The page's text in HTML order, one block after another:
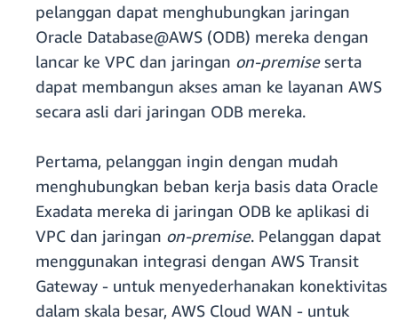
pelanggan dapat menghubungkan jaringan
Oracle Database@AWS (ODB) mereka dengan
lancar ke VPC dan jaringan on-premiseserta
dapat membangun akses aman ke layanan AWS
secara asli dari jaringan ODB mereka.
Pertama, pelanggan ingin dengan mudah
menghubungkan beban kerja basis data Oracle
Exadata mereka di jaringan ODB ke aplikasi di
VPC dan jaringan on-premise. Pelanggan dapat
menggunakan integrasi dengan AWS Transit
Gateway - untuk menyederhanakan konektivitas
dalam skala besar, AWS Cloud WAN - untuk